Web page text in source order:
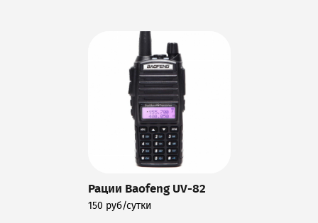
Рации Baofeng UV-82
150 руб/сутки